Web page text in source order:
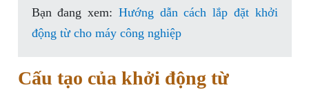
Bạn đang xem: Hướng dẫn cách lắp đặt khởi
động từ cho máy công nghiệp
Cấu tạo của khởi động từ